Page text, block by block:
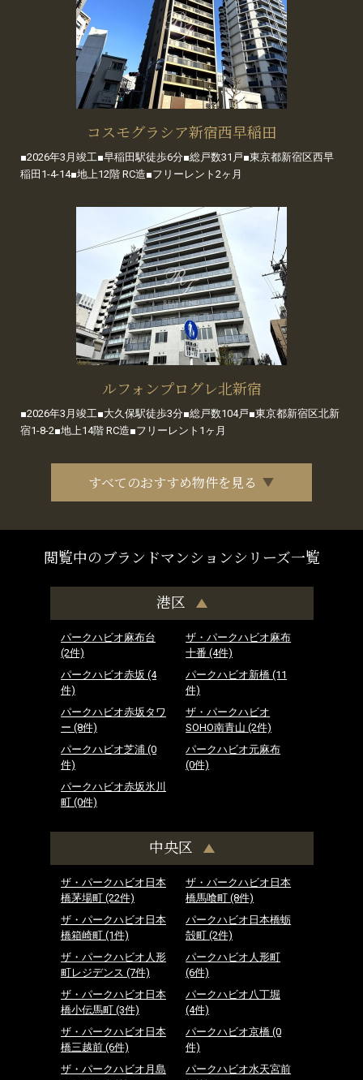
コスモグラシア新宿西早稲田
■2026年3月竣工■早稲田駅徒歩6分■総戸数31戸■東京都新宿区西早
稲田1-4-14■地上12階 RC造■フリーレント2ヶ月
ルフォンプログレ北新宿
■2026年3月竣工■大久保駅徒歩3分■総戸数104戸■東京都新宿区北新
宿1-8-2■地上14階 RC造■フリーレント1ヶ月
すべてのおすすめ物件を見る
閲覧中のブランドマンションシリーズ一覧
港区
パークハビオ麻布台
(2件)
ザ・パークハビオ麻布
十番 (4件)
パークハビオ赤坂 (4
件)
パークハビオ新橋 (11
件)
パークハビオ赤坂タワ
ー (8件)
ザ・パークハビオ
SOHO南青山 (2件)
パークハビオ芝浦 (0
件)
パークハビオ元麻布
(0件)
パークハビオ赤坂氷川
町 (0件)
中央区
ザ・パークハビオ日本
橋茅場町 (22件)
ザ・パークハビオ日本
橋馬喰町 (8件)
ザ・パークハビオ日本
橋箱崎町 (1件)
パークハビオ日本橋蛎
殻町 (2件)
ザ・パークハビオ人形
町レジデンス (7件)
パークハビオ人形町
(6件)
ザ・パークハビオ日本
橋小伝馬町 (3件)
パークハビオ八丁堀
(4件)
ザ・パークハビオ日本
橋三越前 (6件)
パークハビオ京橋 (0
件)
ザ・パークハビオ月島
パークハビオ水天宮前